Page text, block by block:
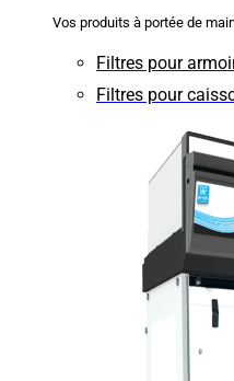
Vos produits à portée de
Filtres pour
Filtres pour